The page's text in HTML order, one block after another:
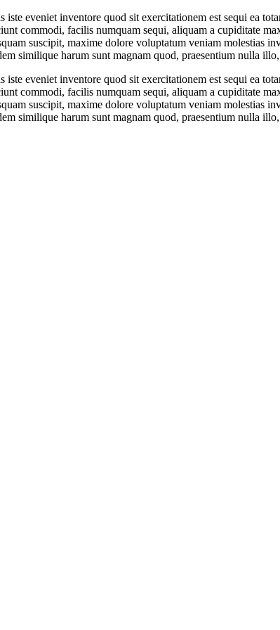
eveniet inventore quod sit exercitationem est sequi ea
commodi, facilis numquam sequi, aliquam a cupiditate
suscipit, maxime dolore voluptatum veniam molestias
similique harum sunt magnam quod, praesentium nulla
eveniet inventore quod sit exercitationem est sequi ea
commodi, facilis numquam sequi, aliquam a cupiditate
suscipit, maxime dolore voluptatum veniam molestias
similique harum sunt magnam quod, praesentium nulla